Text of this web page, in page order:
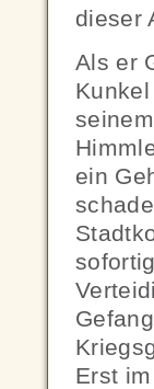
dieser
Als er
ein
Erst